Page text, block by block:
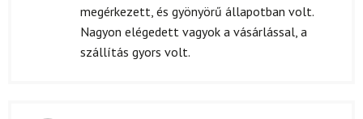
megérkezett, és gyönyörű állapotban volt.
Nagyon elégedett vagyok a vásárlással, a
szállítás gyors volt.